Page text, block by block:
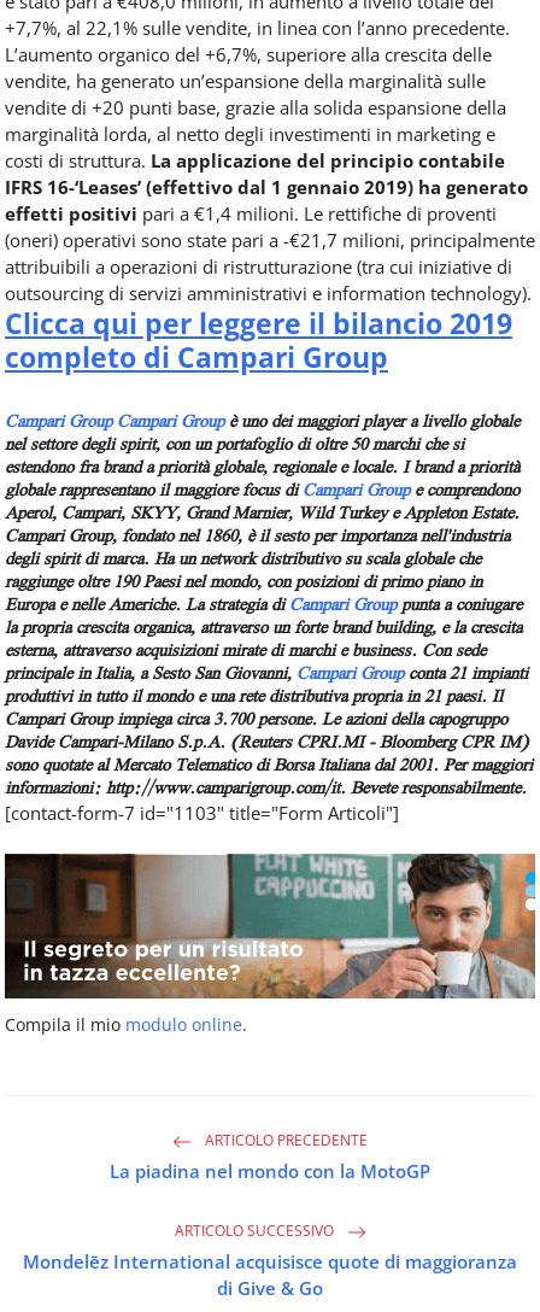
+7,7%, al 22,1% sulle vendite, in linea con l’anno precedente.
L’aumento organico del +6,7%, superiore alla crescita delle
vendite, ha generato un’espansione della marginalità sulle
vendite di +20 punti base, grazie alla solida espansione della
marginalità lorda, al netto degli investimenti in marketing e
costi di struttura. La applicazione del principio contabile
IFRS 16-‘Leases’ (effettivo dal 1 gennaio 2019) ha generato
effetti positivi pari a €1,4 milioni. Le rettifiche di proventi
(oneri) operativi sono state pari a -€21,7 milioni, principalmente
attribuibili a operazioni di ristrutturazione (tra cui iniziative di
outsourcing di servizi amministrativi e information technology).
Clicca qui per leggere il bilancio 2019
completo di Campari Group
Campari GroupCampari Groupè uno dei maggiori player a livello globale
nel settore degli spirit, con un portafoglio di oltre 50 marchi che si
estendono fra brand a priorità globale, regionale e locale. I brand a priorità
globale rappresentano il maggiore focus diCampari Groupe comprendono
Aperol, Campari, SKYY, Grand Marnier, Wild Turkey e Appleton Estate.
Campari Group, fondato nel 1860, è il sesto per importanza nell'industria
degli spirit di marca. Ha un network distributivo su scala globale che
raggiunge oltre 190 Paesi nel mondo, con posizioni di primo piano in
Europa e nelle Americhe. La strategia diCampari Grouppunta a coniugare
la propria crescita organica, attraverso un forte brand building, e la crescita
esterna, attraverso acquisizioni mirate di marchi e business. Con sede
principale in Italia, a Sesto San Giovanni,Campari Groupconta 21 impianti
produttivi in tutto il mondo e una rete distributiva propria in 21 paesi. Il
Campari Group impiega circa 3.700 persone. Le azioni della capogruppo
Davide Campari-Milano S.p.A. (Reuters CPRI.MI - Bloomberg CPR IM)
sono quotate al Mercato Telematico di Borsa Italiana dal 2001. Per maggiori
informazioni: http://www.camparigroup.com/it. Bevete responsabilmente.
[contact-form-7 id="1103" title="Form Articoli"]
Compila il mio modulo online.
ARTICOLO PRECEDENTE
La piadina nel mondo con la MotoGP
ARTICOLO SUCCESSIVO
Mondelēz International acquisisce quote di maggioranza
di Give & Go